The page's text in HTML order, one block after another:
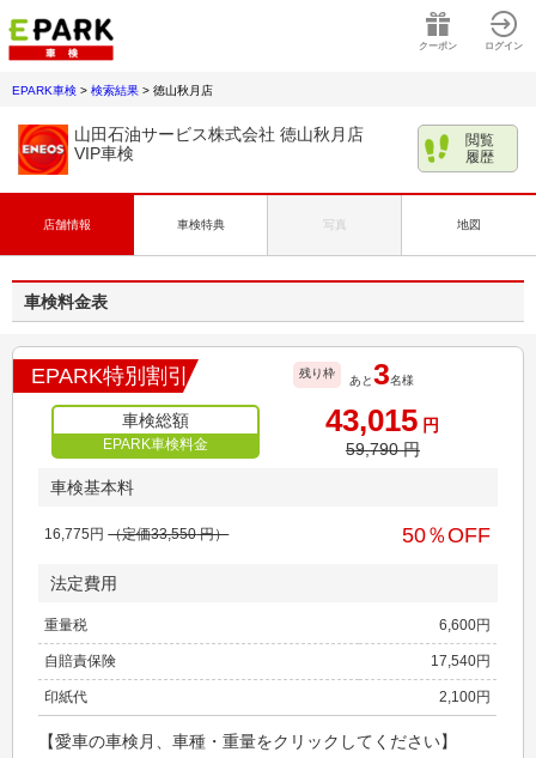
クーポン ログイン
EPARK車検 > 検索結果 > 徳山秋月店
山田石油サービス株式会社 徳山秋月店
VIP車検
閲覧
履歴
店舗情報 車検特典 写真 地図
車検料金表
EPARK特別割引 残り枠
あと3名様
車検総額
EPARK車検料金
43,015 円
59,790円
車検基本料
16,775円 （定価33,550円） 50％OFF
法定費用
重量税 6,600円
自賠責保険 17,540円
印紙代 2,100円
【愛車の車検月、車種・重量をクリックしてください】